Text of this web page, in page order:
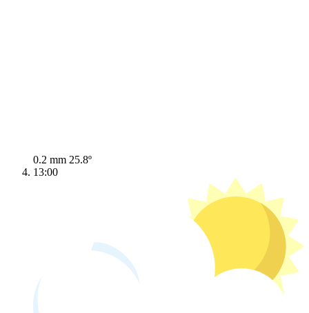
0.2 mm 25.8º
13:00